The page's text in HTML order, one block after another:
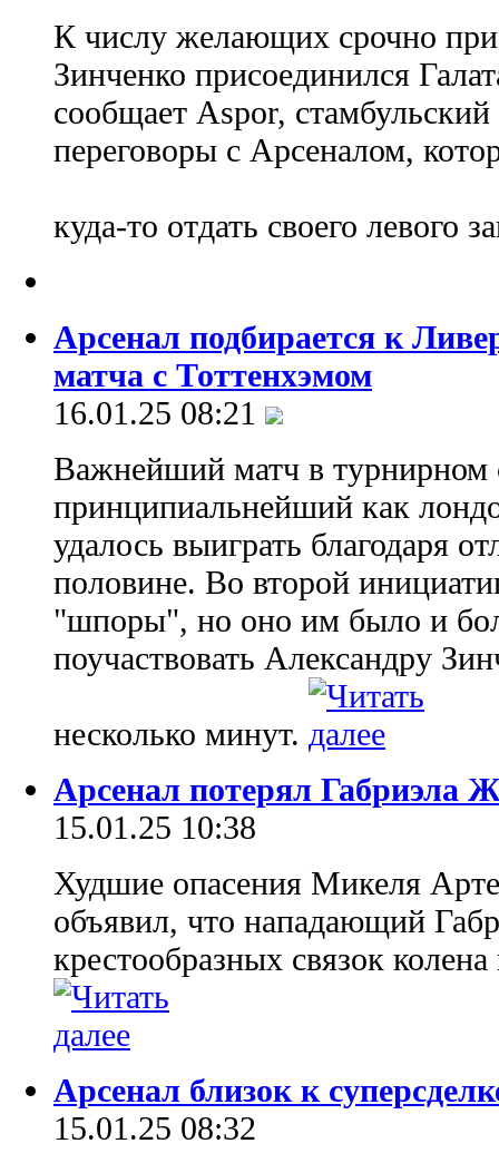
К числу желающих срочно
Зинченко присоединился
сообщает Aspor,
переговоры с Арсеналом,
куда-то отдать своего левого
Арсенал подбирается к
матча с Тоттенхэмом
16.01.25 08:21
Важнейший матч в турнирном
принципиальнейший как
удалось выиграть благодаря
половине. Во второй
"шпоры", но оно им было и
поучаствовать Александру
несколько минут.
Арсенал потерял Габриэла
15.01.25 10:38
Худшие опасения Микеля
объявил, что нападающий
крестообразных связок
Арсенал близок к
15.01.25 08:32